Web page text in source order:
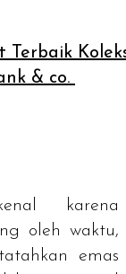
Terbaik
& co.
karena
oleh waktu,
emas